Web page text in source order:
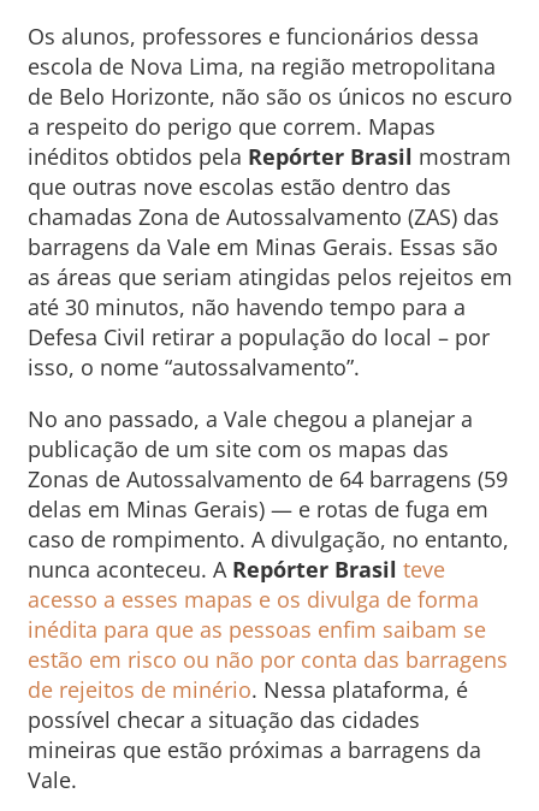
Os alunos, professores e funcionários dessa
escola de Nova Lima, na região metropolitana
de Belo Horizonte, não são os únicos no escuro
a respeito do perigo que correm. Mapas
inéditos obtidos pela Repórter Brasil mostram
que outras nove escolas estão dentro das
chamadas Zona de Autossalvamento (ZAS) das
barragens da Vale em Minas Gerais. Essas são
as áreas que seriam atingidas pelos rejeitos em
até 30 minutos, não havendo tempo para a
Defesa Civil retirar a população do local – por
isso, o nome “autossalvamento”.
No ano passado, a Vale chegou a planejar a
publicação de um site com os mapas das
Zonas de Autossalvamento de 64 barragens (59
delas em Minas Gerais) — e rotas de fuga em
caso de rompimento. A divulgação, no entanto,
nunca aconteceu. A Repórter Brasil teve
acesso a esses mapas e os divulga de forma
inédita para que as pessoas enfim saibam se
estão em risco ou não por conta das barragens
de rejeitos de minério. Nessa plataforma, é
possível checar a situação das cidades
mineiras que estão próximas a barragens da
Vale.